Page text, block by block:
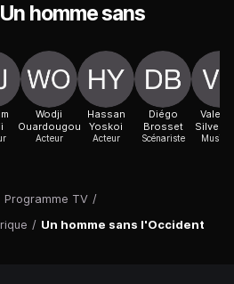
Programme TV /
/ Un homme sans l'Occident
homme sans
Wodji
Ouardougou
Acteur
Hassan
Yoskoi
Acteur
Diégo
Brosset
Scénariste